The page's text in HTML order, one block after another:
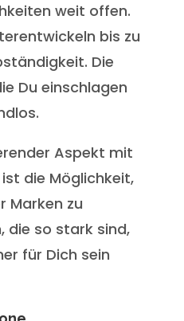
weit offen.
bis zu
Die
Du einschlagen
Aspekt mit
die Möglichkeit,
Marken zu
die so stark sind,
für Dich sein